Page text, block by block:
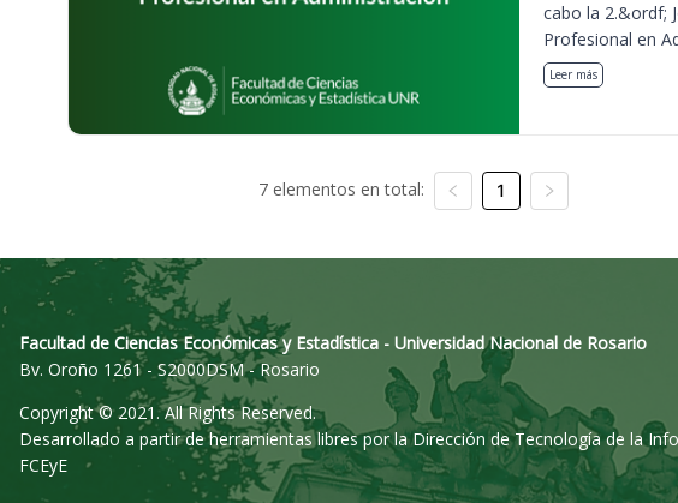
cabo la 2.&ordf;
Profesional en
Leer más
7 elementos en total: 1
Facultad de Ciencias Económicas y Estadística - Universidad Nacional de Rosario
Bv. Oroño 1261 - S2000DSM - Rosario
Copyright © 2021. All Rights Reserved.
Desarrollado a partir de herramientas libres por la Dirección de Tecnología de la
FCEyE